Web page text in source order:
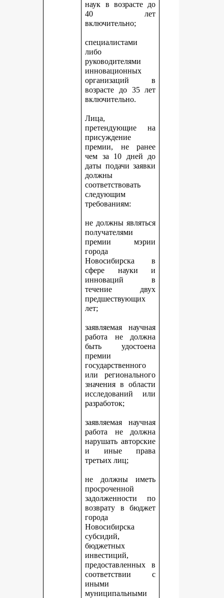
наук в возрасте до
40 лет
включительно;
специалистами
либо
руководителями
инновационных
организаций в
возрасте до 35 лет
включительно.
Лица,
претендующие на
присуждение
премии, не ранее
чем за 10 дней до
даты подачи заявки
должны
соответствовать
следующим
требованиям:
не должны являться
получателями
премии мэрии
города
Новосибирска в
сфере науки и
инноваций в
течение двух
предшествующих
лет;
заявляемая научная
работа не должна
быть удостоена
премии
государственного
или регионального
значения в области
исследований или
разработок;
заявляемая научная
работа не должна
нарушать авторские
и иные права
третьих лиц;
не должны иметь
просроченной
задолженности по
возврату в бюджет
города
Новосибирска
субсидий,
бюджетных
инвестиций,
предоставленных в
соответствии с
иными
муниципальными